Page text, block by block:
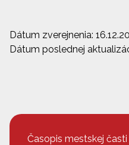
Dátum zverejnenia:
Dátum poslednej
Časopis mestskej